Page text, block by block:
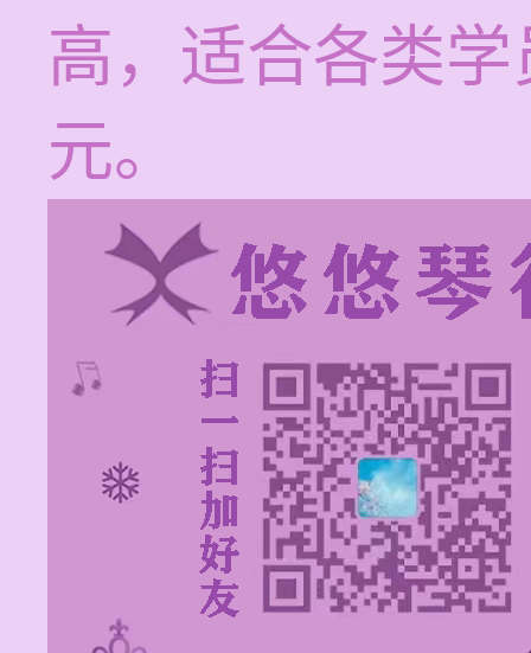
高，适合各类
元。